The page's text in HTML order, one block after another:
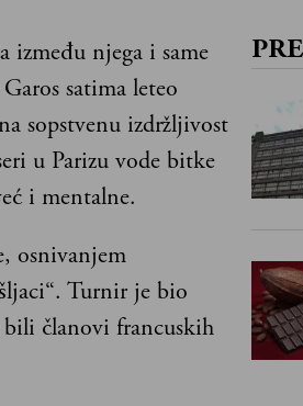
između njega i same
satima leteo
sopstvenu izdržljivost
u Parizu vode bitke
i mentalne.
osnivanjem
Turnir je bio
bili članovi francuskih